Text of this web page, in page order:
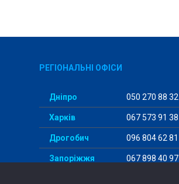
РЕГІОНАЛЬНІ ОФІСИ
Дніпро 050 270 88 32
Харків 067 573 91 38
Дрогобич 096 804 62 81
Запоріжжя 067 898 40 97